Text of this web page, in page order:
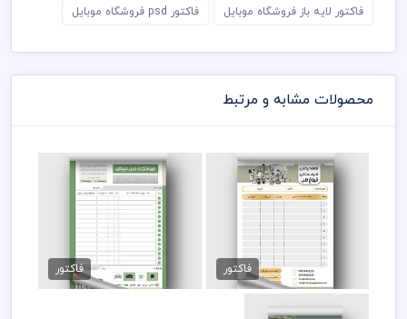
فاکتور لایه باز فروشگاه موبایل فاکتور psd فروشگاه موبایل
محصولات مشابه و مرتبط
فاکتور فروش لوازم پزشکی
فاکتور
فاکتور لاکچری مبل فروشی
89,000 تومان
فاکتور